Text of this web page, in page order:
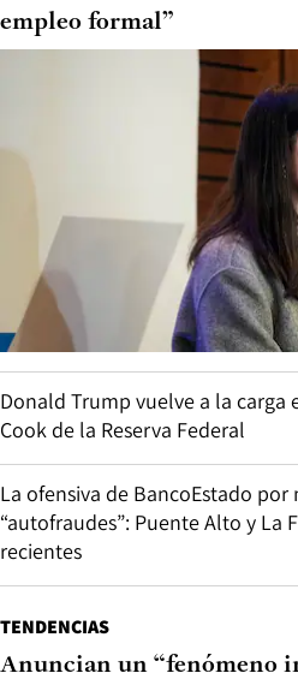
empleo formal”
Donald Trump vuelve a la carga
Cook de la Reserva Federal
La ofensiva de BancoEstado
“autofraudes”: Puente Alto y La
recientes
TENDENCIAS
Anuncian un “fenómeno